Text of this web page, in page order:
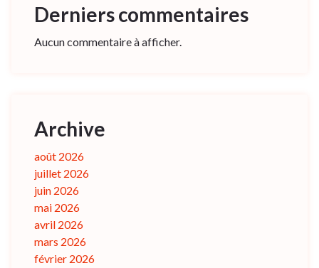
Derniers commentaires
Aucun commentaire à afficher.
Archive
août 2026
juillet 2026
juin 2026
mai 2026
avril 2026
mars 2026
février 2026